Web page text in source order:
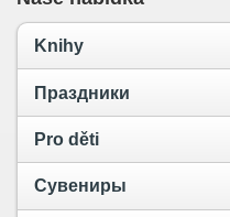
Knihy
Праздники
Pro děti
Сувениры